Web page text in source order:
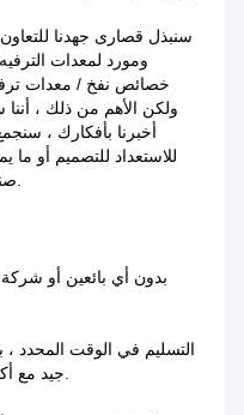
سنبذل قصارى جهدنا
ومورد لمعدات
خصائص نفخ / معدات
ولكن الأهم من ذلك ،
أخبرنا بأفكارك ،
للاستعداد للتصميم أو ما
صناعة الترفيه ، لتحقيق العمل أو الحدث.
جيد مع أكثر من 15 عامًا من الخبرة في التصنيع.